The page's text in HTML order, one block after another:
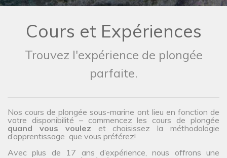
Cours et Expériences
Trouvez l'expérience de plongée
parfaite.
Nos cours de plongée sous-marine ont lieu en fonction de
votre disponibilité – commencez les cours de plongée
quand vous voulez et choisissez la méthodologie
d’apprentissage que vous préférez!
Avec plus de 17 ans d’expérience, nous offrons une